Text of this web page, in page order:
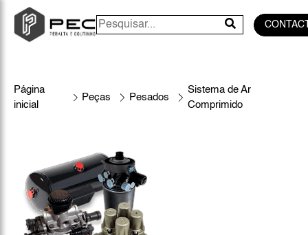
Página
inicial
Peças Pesados
Sistema de Ar
Comprimido